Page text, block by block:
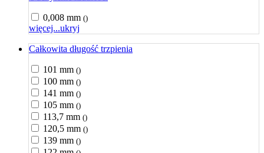
0,008 mm ()
więcej...ukryj
Całkowita długość trzpienia
101 mm ()
100 mm ()
141 mm ()
105 mm ()
113,7 mm ()
120,5 mm ()
139 mm ()